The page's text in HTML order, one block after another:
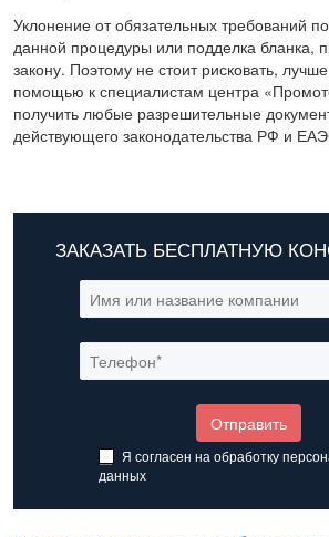
Уклонение от обязательных требований
данной процедуры или подделка бланка,
закону. Поэтому не стоит рисковать,
помощью к специалистам центра
получить любые разрешительные
действующего законодательства РФ и
ЗАКАЗАТЬ БЕСПЛАТНУЮ
Я согласен на обработку
данных